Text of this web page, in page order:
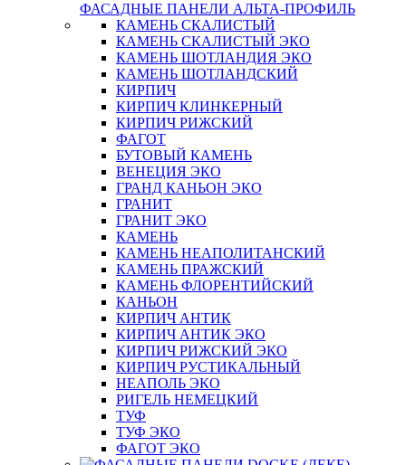
ФАСАДНЫЕ ПАНЕЛИ АЛЬТА-ПРОФИЛЬ
КАМЕНЬ СКАЛИСТЫЙ
КАМЕНЬ СКАЛИСТЫЙ ЭКО
КАМЕНЬ ШОТЛАНДИЯ ЭКО
КАМЕНЬ ШОТЛАНДСКИЙ
КИРПИЧ
КИРПИЧ КЛИНКЕРНЫЙ
КИРПИЧ РИЖСКИЙ
ФАГОТ
БУТОВЫЙ КАМЕНЬ
ВЕНЕЦИЯ ЭКО
ГРАНД КАНЬОН ЭКО
ГРАНИТ
ГРАНИТ ЭКО
КАМЕНЬ
КАМЕНЬ НЕАПОЛИТАНСКИЙ
КАМЕНЬ ПРАЖСКИЙ
КАМЕНЬ ФЛОРЕНТИЙСКИЙ
КАНЬОН
КИРПИЧ АНТИК
КИРПИЧ АНТИК ЭКО
КИРПИЧ РИЖСКИЙ ЭКО
КИРПИЧ РУСТИКАЛЬНЫЙ
НЕАПОЛЬ ЭКО
РИГЕЛЬ НЕМЕЦКИЙ
ТУФ
ТУФ ЭКО
ФАГОТ ЭКО